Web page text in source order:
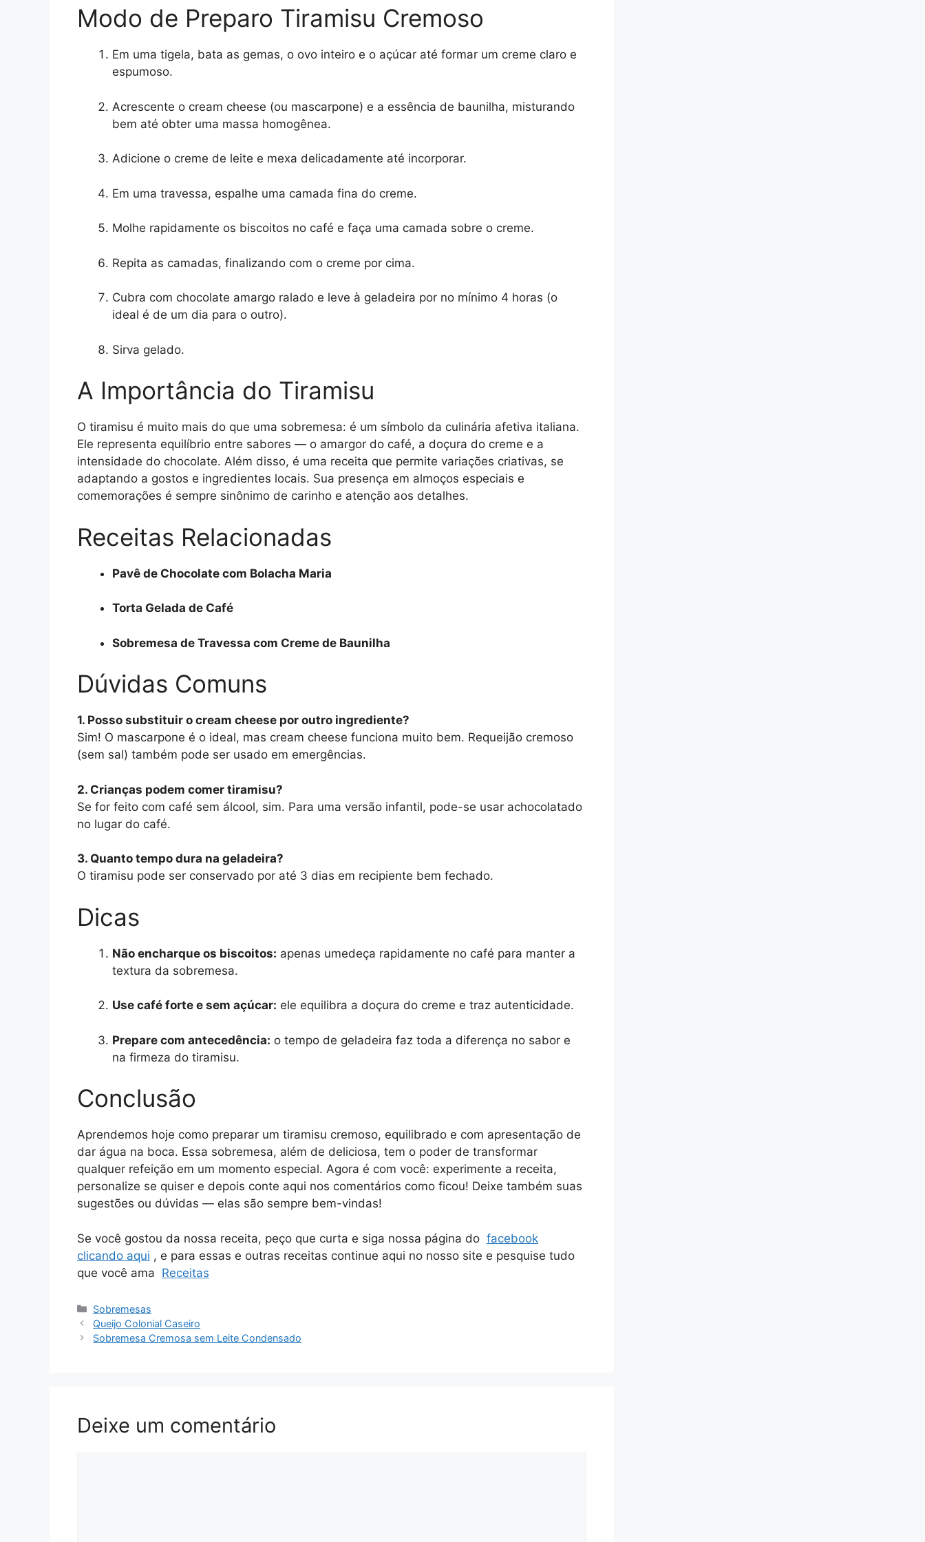
Modo de Preparo Tiramisu Cremoso
Em uma tigela, bata as gemas, o ovo inteiro e o açúcar até formar um creme claro e
espumoso.
Acrescente o cream cheese (ou mascarpone) e a essência de baunilha, misturando
bem até obter uma massa homogênea.
Adicione o creme de leite e mexa delicadamente até incorporar.
Em uma travessa, espalhe uma camada fina do creme.
Molhe rapidamente os biscoitos no café e faça uma camada sobre o creme.
Repita as camadas, finalizando com o creme por cima.
Cubra com chocolate amargo ralado e leve à geladeira por no mínimo 4 horas (o
ideal é de um dia para o outro).
Sirva gelado.
A Importância do Tiramisu
O tiramisu é muito mais do que uma sobremesa: é um símbolo da culinária afetiva italiana.
Ele representa equilíbrio entre sabores — o amargor do café, a doçura do creme e a
intensidade do chocolate. Além disso, é uma receita que permite variações criativas, se
adaptando a gostos e ingredientes locais. Sua presença em almoços especiais e
comemorações é sempre sinônimo de carinho e atenção aos detalhes.
Receitas Relacionadas
Pavê de Chocolate com Bolacha Maria
Torta Gelada de Café
Sobremesa de Travessa com Creme de Baunilha
Dúvidas Comuns
1. Posso substituir o cream cheese por outro ingrediente?
Sim! O mascarpone é o ideal, mas cream cheese funciona muito bem. Requeijão cremoso
(sem sal) também pode ser usado em emergências.
2. Crianças podem comer tiramisu?
Se for feito com café sem álcool, sim. Para uma versão infantil, pode-se usar achocolatado
no lugar do café.
3. Quanto tempo dura na geladeira?
O tiramisu pode ser conservado por até 3 dias em recipiente bem fechado.
Dicas
Não encharque os biscoitos: apenas umedeça rapidamente no café para manter a
textura da sobremesa.
Use café forte e sem açúcar: ele equilibra a doçura do creme e traz autenticidade.
Prepare com antecedência: o tempo de geladeira faz toda a diferença no sabor e
na firmeza do tiramisu.
Conclusão
Aprendemos hoje como preparar um tiramisu cremoso, equilibrado e com apresentação de
dar água na boca. Essa sobremesa, além de deliciosa, tem o poder de transformar
qualquer refeição em um momento especial. Agora é com você: experimente a receita,
personalize se quiser e depois conte aqui nos comentários como ficou! Deixe também suas
sugestões ou dúvidas — elas são sempre bem-vindas!
Se você gostou da nossa receita, peço que curta e siga nossa página do facebook
clicando aqui , e para essas e outras receitas continue aqui no nosso site e pesquise tudo
que você ama Receitas
Categorias
Sobremesas
Queijo Colonial Caseiro
Sobremesa Cremosa sem Leite Condensado
Deixe um comentário